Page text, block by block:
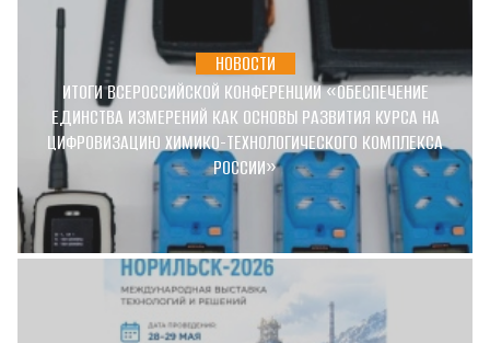
НОВОСТИ
ИТОГИ ВСЕРОССИЙСКОЙ КОНФЕРЕНЦИИ «ОБЕСПЕЧЕНИЕ
ЕДИНСТВА ИЗМЕРЕНИЙ КАК ОСНОВЫ РАЗВИТИЯ КУРСА НА
ЦИФРОВИЗАЦИЮ ХИМИКО-ТЕХНОЛОГИЧЕСКОГО КОМПЛЕКСА
РОССИИ»